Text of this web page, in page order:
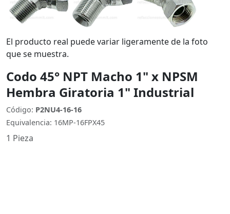
El producto real puede variar ligeramente de la foto
que se muestra.
Codo 45° NPT Macho 1" x NPSM
Hembra Giratoria 1" Industrial
Código: P2NU4-16-16
Equivalencia: 16MP-16FPX45
1 Pieza